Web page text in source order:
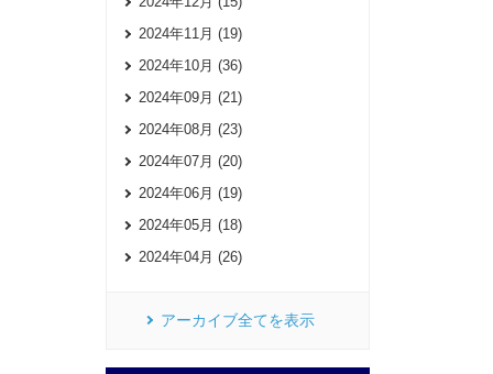
2024年11月 (19)
2024年10月 (36)
2024年09月 (21)
2024年08月 (23)
2024年07月 (20)
2024年06月 (19)
2024年05月 (18)
2024年04月 (26)
アーカイブ全てを表示